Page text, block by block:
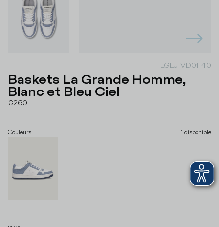
LGLU-VD01-40
Baskets La Grande Homme,
Blanc et Bleu Ciel
€260
Couleurs 1 disponible